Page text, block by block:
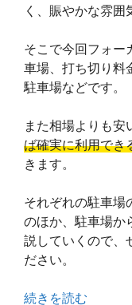
く、賑やかな雰囲
そこで今回フォー
車場、打ち切り料
駐車場などです。
また相場よりも安
ば確実に利用でき
きます。
それぞれの駐車場
のほか、駐車場か
説していくので、
ださい。
続きを読む